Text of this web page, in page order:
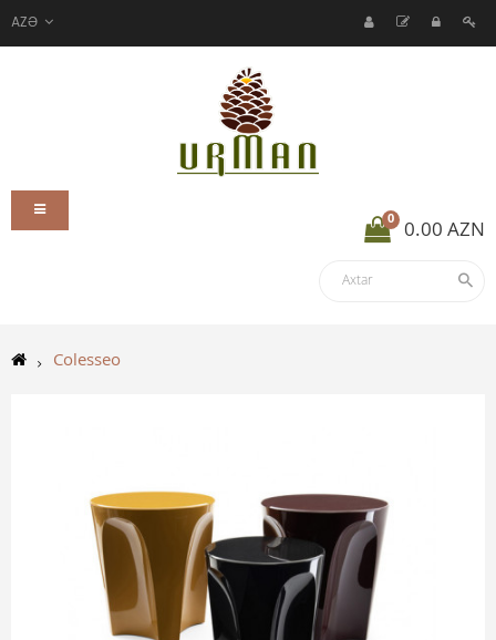
AZƏ
0
0.00 AZN
Colesseo